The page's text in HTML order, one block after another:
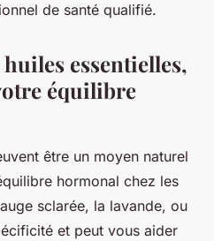
de santé qualifié.
essentielles,
équilibre
être un moyen naturel
hormonal chez les
sclarée, la lavande, ou
et peut vous aider